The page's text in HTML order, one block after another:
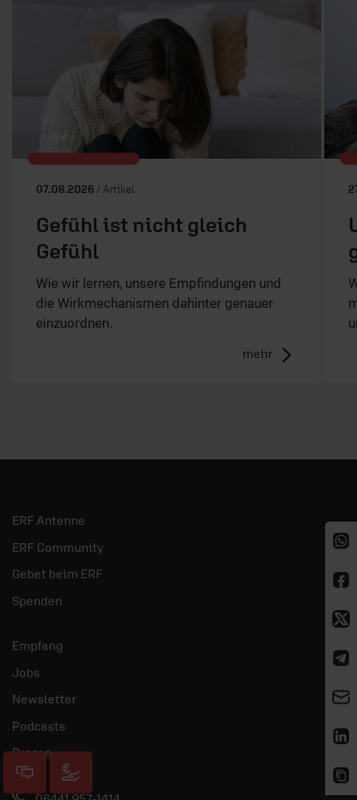
07.08.2026 / Artikel
Gefühl ist nicht gleich
Gefühl
Wie wir lernen, unsere Empfindungen und
die Wirkmechanismen dahinter genauer
einzuordnen.
mehr
ERF Antenne
ERF Community
Gebet beim ERF
Spenden
Empfang
Jobs
Newsletter
Podcasts
Presse